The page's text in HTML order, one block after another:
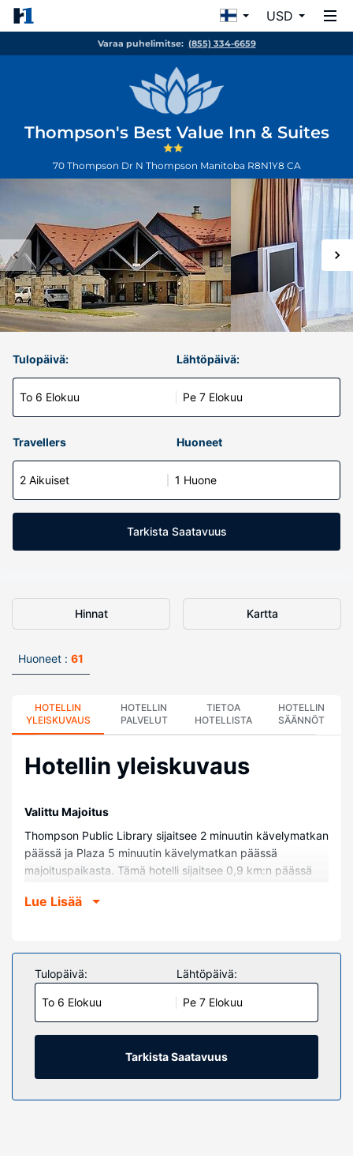
USD
Varaa puhelimitse: (855) 334-6659
Thompson's Best Value Inn & Suites
70 Thompson Dr N Thompson Manitoba R8N1Y8 CA
Tulopäivä:
To 6 Elokuu
Lähtöpäivä:
Pe 7 Elokuu
Travellers Huoneet
2 Aikuiset 1 Huone
Tarkista Saatavuus
Hinnat Kartta
Huoneet : 61
HOTELLIN
YLEISKUVAUS
HOTELLIN
PALVELUT
TIETOA
HOTELLISTA
HOTELLIN
SÄÄNNÖT
Hotellin yleiskuvaus
Valittu Majoitus
Thompson Public Library sijaitsee 2 minuutin kävelymatkan
päässä ja Plaza 5 minuutin kävelymatkan päässä
majoituspaikasta. Tämä hotelli sijaitsee 0,9 km:n päässä
Eastwood Park.
Kaikissa 61 huoneessa on ilmastointi, jääkaappi sekä
taulutelevisio. Ilmainen langaton internetyhteys pitää sinut
yhteydessä verkkoon. Käytössäsi on kylpyhuone, jossa on
suihkun ja kylpyammeen yhdistelmä. Varusteluun kuuluu
puhelin, tallelokero ja ilmaiset sanomalehdet.
Lue Lisää
Tulopäivä:
To 6 Elokuu
Lähtöpäivä:
Pe 7 Elokuu
Tarkista Saatavuus